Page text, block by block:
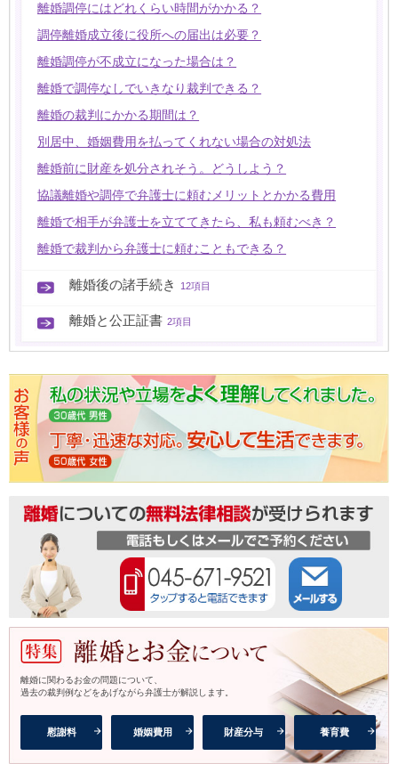
離婚調停にはどれくらい時間がかかる？
調停離婚成立後に役所への届出は必要？
離婚調停が不成立になった場合は？
離婚で調停なしでいきなり裁判できる？
離婚の裁判にかかる期間は？
別居中、婚姻費用を払ってくれない場合の対処法
離婚前に財産を処分されそう。どうしよう？
協議離婚や調停で弁護士に頼むメリットとかかる費用
離婚で相手が弁護士を立ててきたら、私も頼むべき？
離婚で裁判から弁護士に頼むこともできる？
離婚後の諸手続き 12項目
離婚と公正証書 2項目
離婚に関わるお金の問題について、
過去の裁判例などをあげながら弁護士が解説します。
慰謝料 婚姻費用 財産分与 養育費